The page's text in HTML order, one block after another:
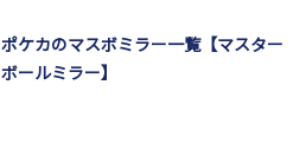
ポケカのマスボミラー一覧【マスター
ボールミラー】